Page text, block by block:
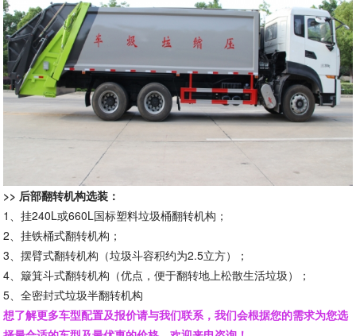
>> 后部翻转机构选装：
1、挂240L或660L国标塑料垃圾桶翻转机构；
2、挂铁桶式翻转机构；
3、摆臂式翻转机构（垃圾斗容积约为2.5立方）；
4、簸箕斗式翻转机构（优点，便于翻转地上松散生活垃圾）；
5、全密封式垃圾半翻转机构
想了解更多车型配置及报价请与我们联系，我们会根据您的需求为您选